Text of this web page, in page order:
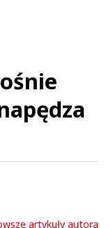
artykuły autora